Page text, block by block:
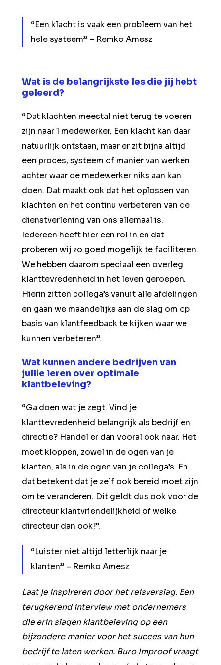
“Een klacht is vaak een probleem van het
hele systeem” – Remko Amesz
Wat is de belangrijkste les die jij hebt
geleerd?
“Dat klachten meestal niet terug te voeren
zijn naar 1 medewerker. Een klacht kan daar
natuurlijk ontstaan, maar er zit bijna altijd
een proces, systeem of manier van werken
achter waar de medewerker niks aan kan
doen. Dat maakt ook dat het oplossen van
klachten en het continu verbeteren van de
dienstverlening van ons allemaal is.
Iedereen heeft hier een rol in en dat
proberen wij zo goed mogelijk te faciliteren.
We hebben daarom speciaal een overleg
klanttevredenheid in het leven geroepen.
Hierin zitten collega’s vanuit alle afdelingen
en gaan we maandelijks aan de slag om op
basis van klantfeedback te kijken waar we
kunnen verbeteren”.
Wat kunnen andere bedrijven van
jullie leren over optimale
klantbeleving?
“Ga doen wat je zegt. Vind je
klanttevredenheid belangrijk als bedrijf en
directie? Handel er dan vooral ook naar. Het
moet kloppen, zowel in de ogen van je
klanten, als in de ogen van je collega’s. En
dat betekent dat je zelf ook bereid moet zijn
om te veranderen. Dit geldt dus ook voor de
directeur klantvriendelijkheid of welke
directeur dan ook!”.
“Luister niet altijd letterlijk naar je
klanten” – Remko Amesz
Laat je inspireren door het reisverslag. Een
terugkerend interview met ondernemers
die erin slagen klantbeleving op een
bijzondere manier voor het succes van hun
bedrijf te laten werken. Buro Improof vraagt